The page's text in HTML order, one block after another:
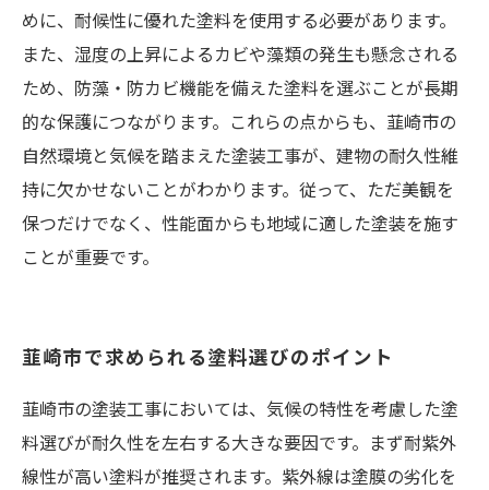
めに、耐候性に優れた塗料を使用する必要があります。
また、湿度の上昇によるカビや藻類の発生も懸念される
ため、防藻・防カビ機能を備えた塗料を選ぶことが長期
的な保護につながります。これらの点からも、韮崎市の
自然環境と気候を踏まえた塗装工事が、建物の耐久性維
持に欠かせないことがわかります。従って、ただ美観を
保つだけでなく、性能面からも地域に適した塗装を施す
ことが重要です。
韮崎市で求められる塗料選びのポイント
韮崎市の塗装工事においては、気候の特性を考慮した塗
料選びが耐久性を左右する大きな要因です。まず耐紫外
線性が高い塗料が推奨されます。紫外線は塗膜の劣化を